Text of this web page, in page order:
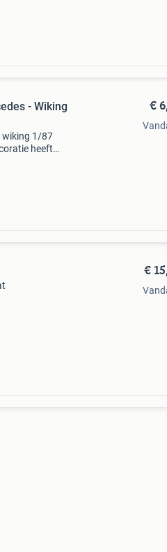
- Wiking
wiking 1/87
heeft
€
€